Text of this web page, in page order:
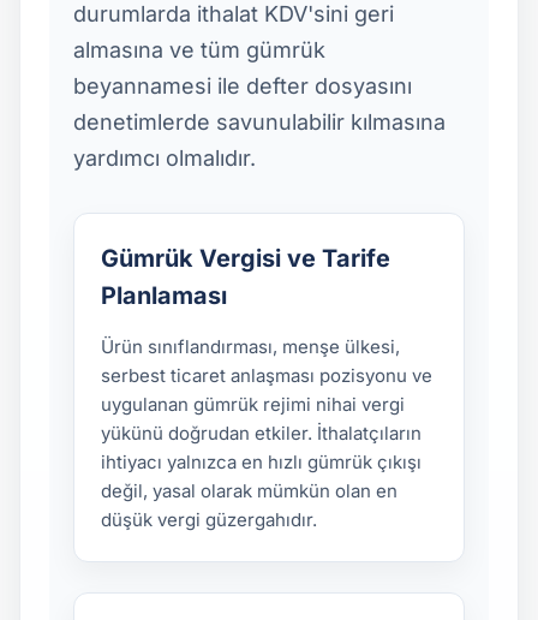
durumlarda ithalat KDV'sini geri
almasına ve tüm gümrük
beyannamesi ile defter dosyasını
denetimlerde savunulabilir kılmasına
yardımcı olmalıdır.
Gümrük Vergisi ve Tarife
Planlaması
Ürün sınıflandırması, menşe ülkesi,
serbest ticaret anlaşması pozisyonu ve
uygulanan gümrük rejimi nihai vergi
yükünü doğrudan etkiler. İthalatçıların
ihtiyacı yalnızca en hızlı gümrük çıkışı
değil, yasal olarak mümkün olan en
düşük vergi güzergahıdır.